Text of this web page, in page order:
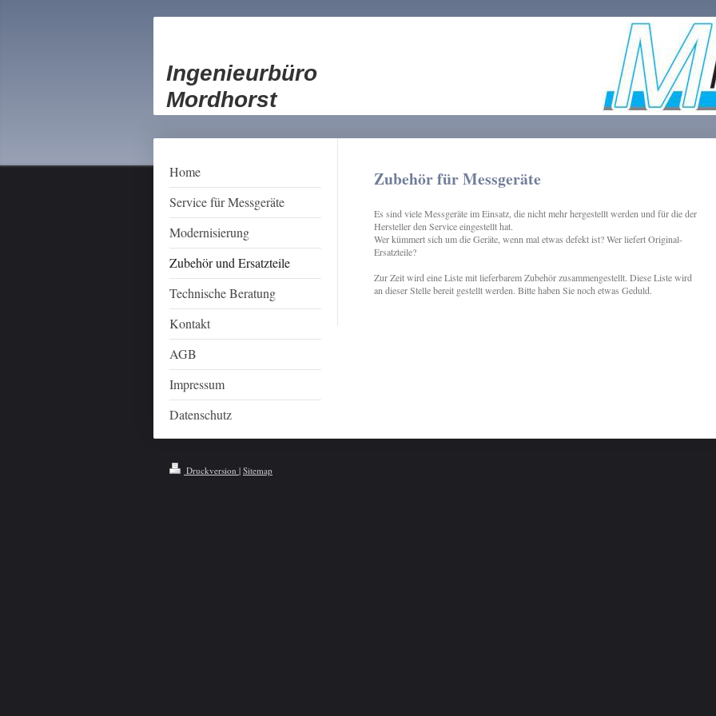
Ingenieurbüro
Mordhorst
Home
Service für Messgeräte
Modernisierung
Zubehör und Ersatzteile
Technische Beratung
Kontakt
AGB
Impressum
Datenschutz
Zubehör für Messgeräte
Es sind viele Messgeräte im Einsatz, die nicht mehr hergestellt werden und für die der
Hersteller den Service eingestellt hat.
Wer kümmert sich um die Geräte, wenn mal etwas defekt ist? Wer liefert Original-
Ersatzteile?
Zur Zeit wird eine Liste mit lieferbarem Zubehör zusammengestellt. Diese Liste wird
an dieser Stelle bereit gestellt werden. Bitte haben Sie noch etwas Geduld.
Druckversion | Sitemap